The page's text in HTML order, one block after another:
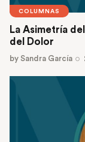
COLUMNAS
La Asimetría
del Dolor
by Sandra García